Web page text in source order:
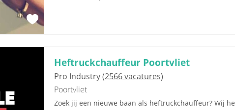
Heftruckchauffeur Poortvliet
Pro Industry(2566 vacatures)
Poortvliet
Zoek jij een nieuwe baan als heftruckchauffeur? Wij